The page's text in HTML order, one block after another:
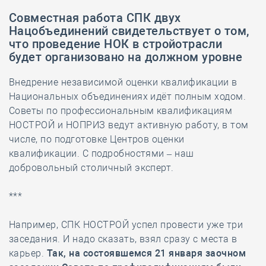
Совместная работа СПК двух
Нацобъединений свидетельствует о том,
что проведение НОК в стройотрасли
будет организовано на должном уровне
Внедрение независимой оценки квалификации в
Национальных объединениях идёт полным ходом.
Советы по профессиональным квалификациям
НОСТРОЙ и НОПРИЗ ведут активную работу, в том
числе, по подготовке Центров оценки
квалификации. С подробностями – наш
добровольный столичный эксперт.
***
Например, СПК НОСТРОЙ успел провести уже три
заседания. И надо сказать, взял сразу с места в
карьер. Так, на состоявшемся 21 января заочном